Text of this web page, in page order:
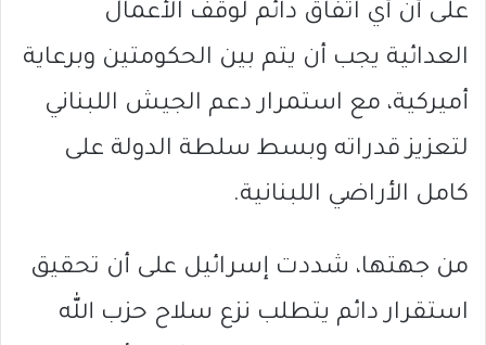
على أن أي اتفاق دائم لوقف الأعمال
العدائية يجب أن يتم بين الحكومتين وبرعاية
أميركية، مع استمرار دعم الجيش اللبناني
لتعزيز قدراته وبسط سلطة الدولة على
كامل الأراضي اللبنانية.
من جهتها، شددت إسرائيل على أن تحقيق
استقرار دائم يتطلب نزع سلاح حزب الله